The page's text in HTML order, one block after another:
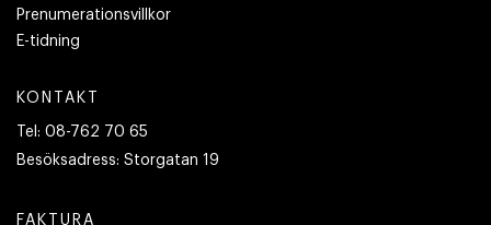
Prenumerationsvillkor
E-tidning
KONTAKT
Tel: 08-762 70 65
Besöksadress: Storgatan 19
FAKTURA